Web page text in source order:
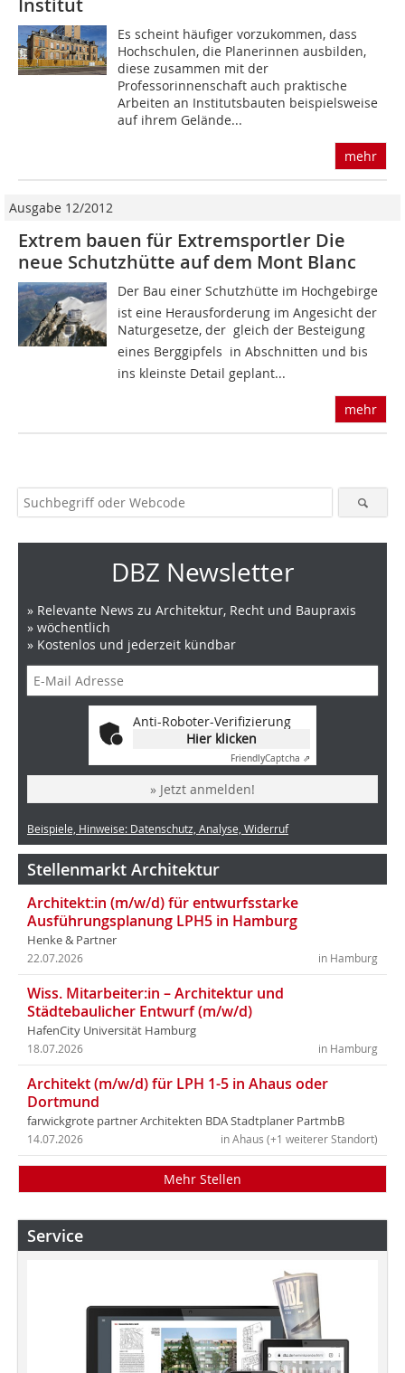
Institut
Es scheint häufiger vorzukommen, dass
Hochschulen, die Planerinnen ausbilden,
diese zusammen mit der
Professorinnenschaft auch praktische
Arbeiten an Institutsbauten beispielsweise
auf ihrem Gelände...
mehr
Ausgabe 12/2012
Extrem bauen für Extremsportler Die
neue Schutzhütte auf dem Mont Blanc
Der Bau einer Schutzhütte im Hochgebirge
ist eine Herausforderung im Angesicht der
Naturgesetze, der  gleich der Besteigung
eines Berggipfels  in Abschnitten und bis
ins kleinste Detail geplant...
mehr
DBZ Newsletter
» Relevante News zu Architektur, Recht und Baupraxis
» wöchentlich
» Kostenlos und jederzeit kündbar
Anti-Roboter-Verifizierung
Hier klicken
FriendlyCaptcha ⇗
» Jetzt anmelden!
Beispiele, Hinweise: Datenschutz, Analyse, Widerruf
Stellenmarkt Architektur
Architekt:in (m/w/d) für entwurfsstarke
Ausführungsplanung LPH5 in Hamburg
Henke & Partner
in Hamburg
22.07.2026
Wiss. Mitarbeiter:in – Architektur und
Städtebaulicher Entwurf (m/w/d)
HafenCity Universität Hamburg
in Hamburg
18.07.2026
Architekt (m/w/d) für LPH 1-5 in Ahaus oder
Dortmund
farwickgrote partner Architekten BDA Stadtplaner PartmbB
in Ahaus (+1 weiterer Standort)
14.07.2026
Mehr Stellen
Service